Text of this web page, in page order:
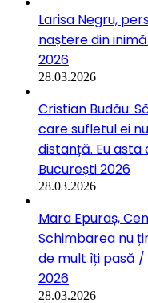
Larisa Negru,
naștere din
2026
28.03.2026
Cristian Budău:
care sufletul ei
distanță. Eu
București 2026
28.03.2026
Mara Epuraș,
Schimbarea nu
de mult îți pasă /
2026
28.03.2026